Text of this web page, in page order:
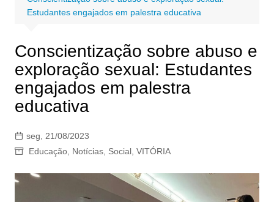
Estudantes engajados em palestra educativa
Conscientização sobre abuso e
exploração sexual: Estudantes
engajados em palestra
educativa
seg, 21/08/2023
Educação, Notícias, Social, VITÓRIA